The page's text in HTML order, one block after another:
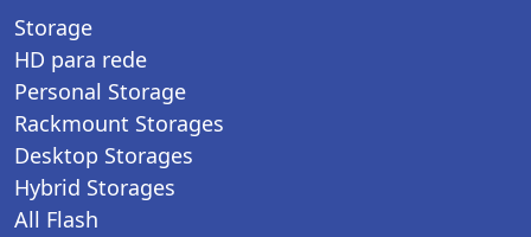
Storage
HD para rede
Personal Storage
Rackmount Storages
Desktop Storages
Hybrid Storages
All Flash